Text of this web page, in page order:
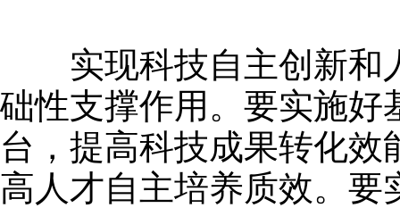
实现科技自主创新和人
础性支撑作用。要实施好
台，提高科技成果转化
高人才自主培养质效。